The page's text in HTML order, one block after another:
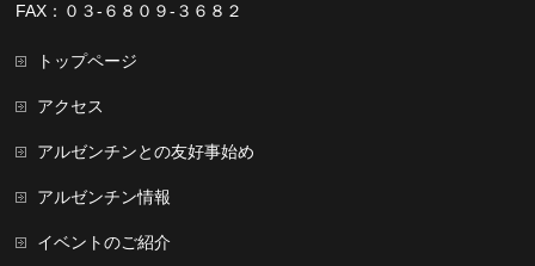
FAX：０３-６８０９-３６８２
トップページ
アクセス
アルゼンチンとの友好事始め
アルゼンチン情報
イベントのご紹介